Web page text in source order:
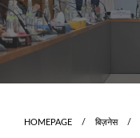
HOMEPAGE बिज़नेस